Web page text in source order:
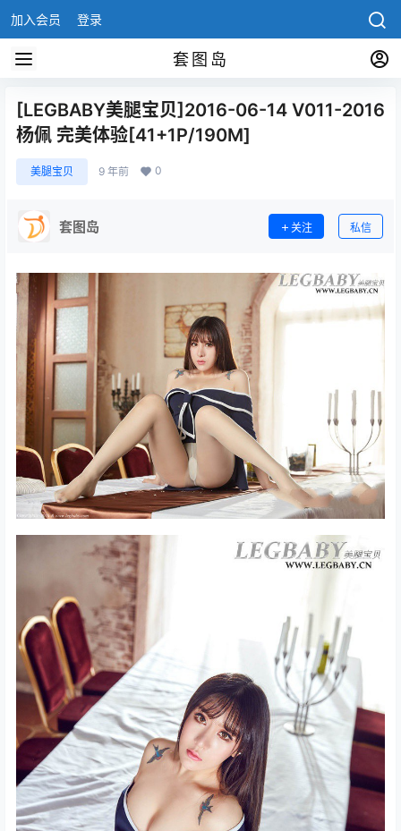
加入会员 登录
套图岛
[LEGBABY美腿宝贝]2016-06-14 V011-2016
杨佩 完美体验[41+1P/190M]
美腿宝贝 9 年前 0
套图岛 关注 私信